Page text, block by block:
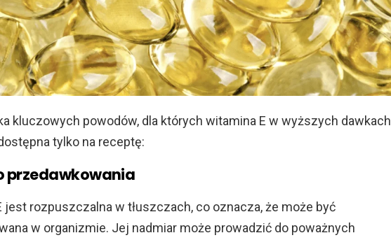
kluczowych powodów, dla których witamina E w wyższych dawkach
tylko na receptę:
przedawkowania
jest rozpuszczalna w tłuszczach, co oznacza, że może być
w organizmie. Jej nadmiar może prowadzić do poważnych